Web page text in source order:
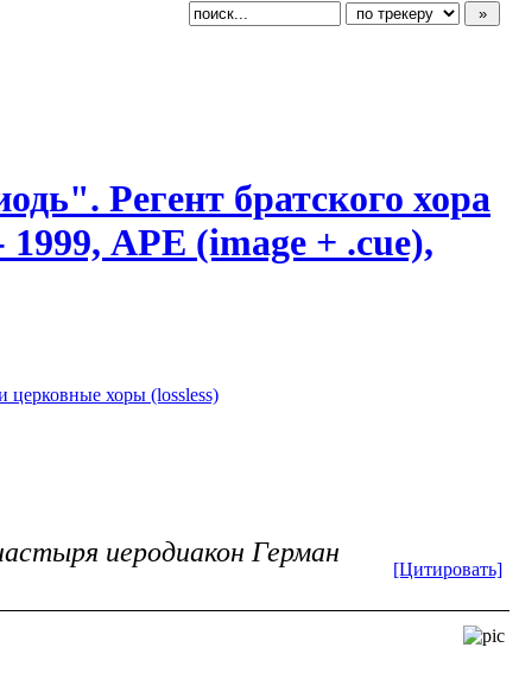
Регент братского хора
APE (image + .cue),
церковные хоры (lossless)
[Цитировать]
иеродиакон Герман